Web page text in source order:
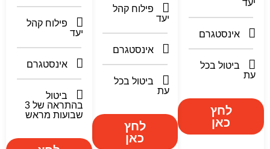
יעד
אינסטגרם
ביטול בכל
עת
לחץ
כאן
פילוח קהל
יעד
אינסטגרם
ביטול בכל
עת
לחץ
כאן
פילוח קהל
יעד
אינסטגרם
ביטול
בהתראה של 3
שבועות מראש